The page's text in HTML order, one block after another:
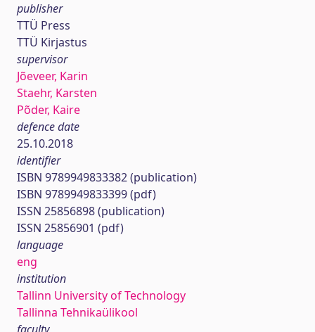
publisher
TTÜ Press
TTÜ Kirjastus
supervisor
Jõeveer, Karin
Staehr, Karsten
Põder, Kaire
defence date
25.10.2018
identifier
ISBN 9789949833382 (publication)
ISBN 9789949833399 (pdf)
ISSN 25856898 (publication)
ISSN 25856901 (pdf)
language
eng
institution
Tallinn University of Technology
Tallinna Tehnikaülikool